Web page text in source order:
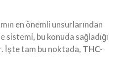
en önemli unsurlarından
bu konuda sağladığı
İşte tam bu noktada, THC-